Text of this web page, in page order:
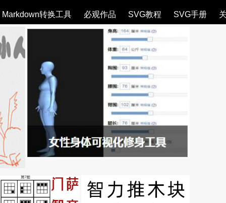
Markdown转换工具 必观作品 SVG教程 SVG手册